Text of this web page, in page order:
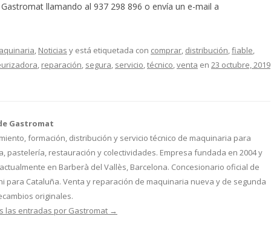
llamando al 937 298 896 o envía un e-mail a
, Noticias y está etiquetada con comprar, distribución,fiable,
, reparación, segura, servicio,técnico,venta en 23 octubre, 2019
Gastromat
formación, distribución y servicio técnico de maquinaria para
pastelería, restauración y colectividades. Empresa fundada en 2004 y
en Barberà del Vallès, Barcelona. Concesionario oficial de
para Cataluña. Venta y reparación de maquinaria nueva y de segunda
originales.
las entradas por Gastromat →